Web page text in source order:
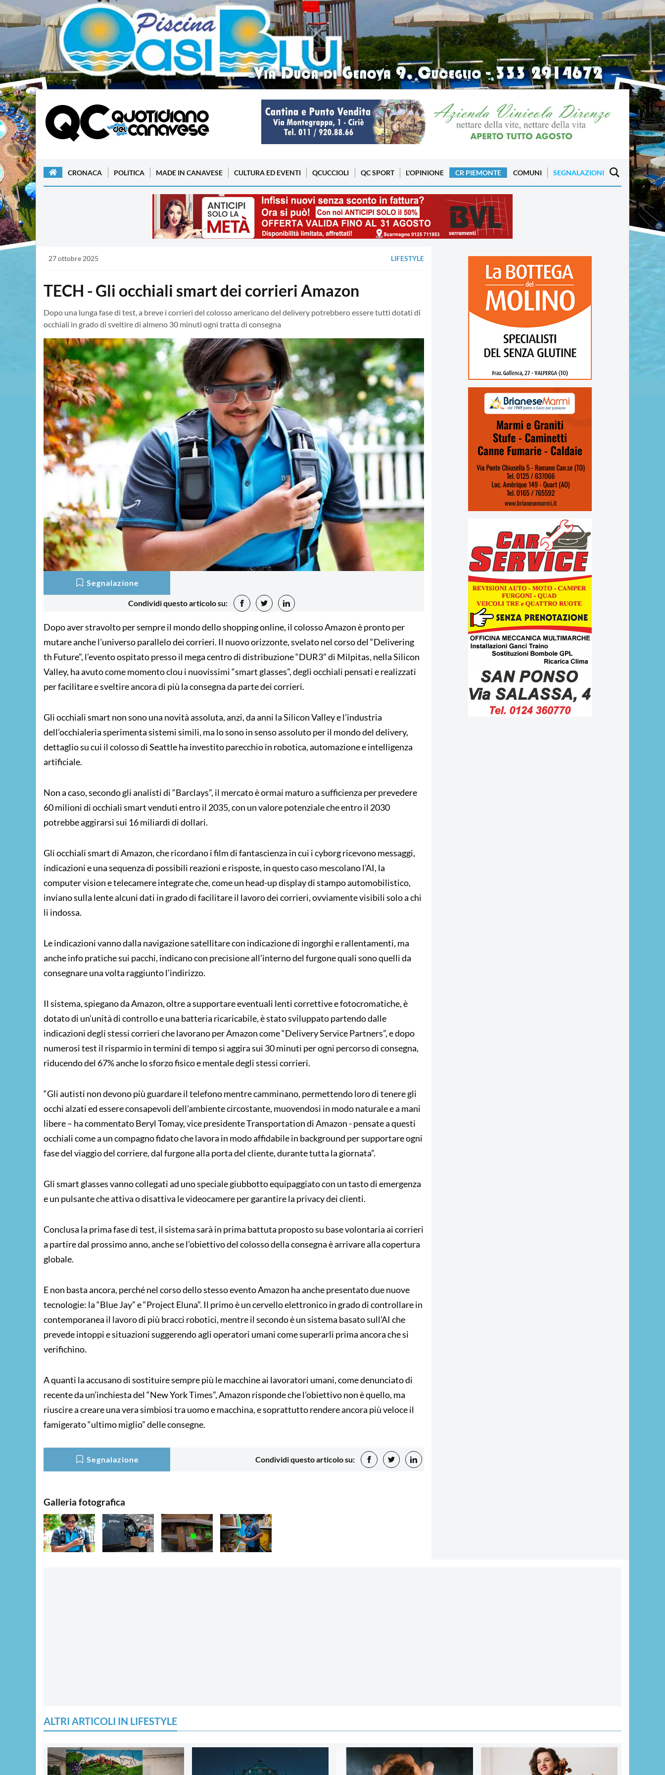
CRONACA POLITICA MADE IN CANAVESE CULTURA ED EVENTI QCUCCIOLI QC SPORT L'OPINIONE CR PIEMONTE COMUNI SEGNALAZIONI
27 ottobre 2025 LIFESTYLE
TECH - Gli occhiali smart dei corrieri Amazon
Dopo una lunga fase di test, a breve i corrieri del colosso americano del delivery potrebbero essere tutti dotati di
occhiali in grado di sveltire di almeno 30 minuti ogni tratta di consegna
Segnalazione
Condividi questo articolo su:
Dopo aver stravolto per sempre il mondo dello shopping online, il colosso Amazon è pronto per
mutare anche l’universo parallelo dei corrieri. Il nuovo orizzonte, svelato nel corso del “Delivering
th Future”, l’evento ospitato presso il mega centro di distribuzione “DUR3” di Milpitas, nella Silicon
Valley, ha avuto come momento clou i nuovissimi “smart glasses”, degli occhiali pensati e realizzati
per facilitare e sveltire ancora di più la consegna da parte dei corrieri.
Gli occhiali smart non sono una novità assoluta, anzi, da anni la Silicon Valley e l’industria
dell’occhialeria sperimenta sistemi simili, ma lo sono in senso assoluto per il mondo del delivery,
dettaglio su cui il colosso di Seattle ha investito parecchio in robotica, automazione e intelligenza
artificiale.
Non a caso, secondo glianalisti di “Barclays”, il mercato è ormai maturo a sufficienza per prevedere
60 milioni di occhiali smart venduti entro il 2035, con un valore potenziale che entro il 2030
potrebbe aggirarsi sui 16 miliardi di dollari.
Gli occhiali smart di Amazon, che ricordano i film di fantascienza in cui i cyborg ricevono messaggi,
indicazioni e una sequenza di possibili reazioni e risposte, in questo caso mescolano l’AI, la
computer vision e telecamere integrate che, come un head-up display di stampo automobilistico,
inviano sulla lente alcuni dati in grado di facilitare il lavoro dei corrieri, ovviamente visibili solo a chi
li indossa.
Le indicazioni vanno dalla navigazione satellitare con indicazione di ingorghi e rallentamenti, ma
anche info pratiche sui pacchi, indicano con precisione all’interno del furgone quali sono quelli da
consegnare una volta raggiunto l’indirizzo.
Il sistema, spiegano da Amazon, oltre a supportare eventuali lenti correttive e fotocromatiche, è
dotato di un’unità di controllo e una batteria ricaricabile, è stato sviluppato partendo dalle
indicazioni degli stessi corrieri che lavorano per Amazon come “Delivery Service Partners”, e dopo
numerosi test il risparmio in termini di tempo si aggira sui 30 minuti per ogni percorso di consegna,
riducendo del 67% anche lo sforzo fisico e mentale degli stessi corrieri.
“Gli autisti non devono più guardare il telefono mentre camminano, permettendo loro di tenere gli
occhi alzati ed essere consapevoli dell’ambiente circostante, muovendosi in modo naturale e a mani
libere – ha commentato Beryl Tomay, vice presidente Transportation di Amazon - pensate a questi
occhiali come a un compagno fidato che lavora in modo affidabile in background per supportare ogni
fase del viaggio del corriere, dal furgone alla porta del cliente, durante tutta la giornata”.
Gli smart glasses vanno collegati ad uno speciale giubbotto equipaggiato con un tasto di emergenza
e un pulsante che attiva o disattiva le videocamere per garantire la privacy dei clienti.
Conclusa la prima fase di test, il sistema sarà in prima battuta proposto su base volontaria ai corrieri
a partire dal prossimo anno, anche se l’obiettivo del colosso della consegna è arrivare alla copertura
globale.
E non basta ancora, perché nel corso dello stesso evento Amazon ha anche presentato due nuove
tecnologie: la “Blue Jay” e “Project Eluna”. Il primo è un cervello elettronico in grado di controllare in
contemporanea il lavoro di più bracci robotici, mentre il secondo è un sistema basato sull’AI che
prevede intoppi e situazioni suggerendo agli operatori umani come superarli prima ancora che si
verifichino.
A quanti la accusano di sostituire sempre più le macchine ai lavoratori umani, come denunciato di
recente da un’inchiesta del “New York Times”, Amazon risponde che l’obiettivo non è quello, ma
riuscire a creare una vera simbiosi tra uomo e macchina, e soprattutto rendere ancora più veloce il
famigerato “ultimo miglio” delle consegne.
Segnalazione Condividi questo articolo su:
Galleria fotografica
ALTRI ARTICOLI IN LIFESTYLE